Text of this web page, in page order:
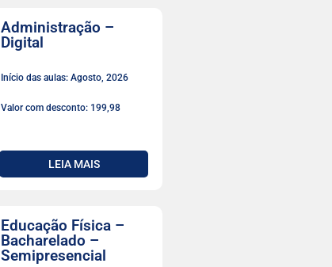
Administração –
Digital
Início das aulas: Agosto, 2026
Valor com desconto: 199,98
LEIA MAIS
Educação Física –
Bacharelado –
Semipresencial